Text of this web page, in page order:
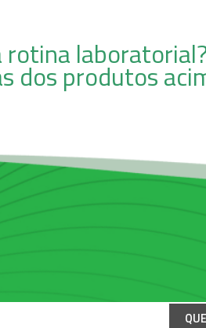
rotina
dos produtos